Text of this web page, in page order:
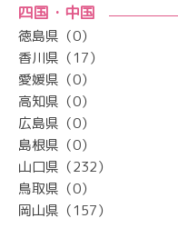
四国・中国
徳島県（0）
香川県（17）
愛媛県（0）
高知県（0）
広島県（0）
島根県（0）
山口県（232）
鳥取県（0）
岡山県（157）